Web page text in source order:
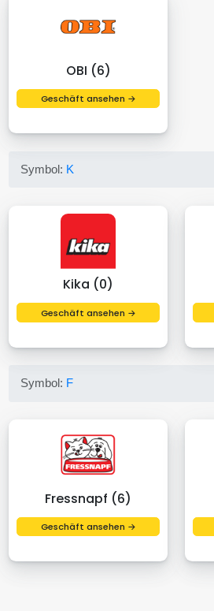
OBI (6)
Geschäft ansehen →
Symbol: K
Kika (0)
Geschäft ansehen →
Symbol: F
Fressnapf (6)
Geschäft ansehen →